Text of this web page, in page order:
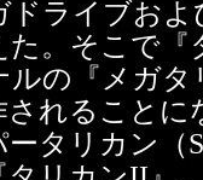
ドライブおよ
た。そこで
ルの『メガタ
されることに
ータリカン（